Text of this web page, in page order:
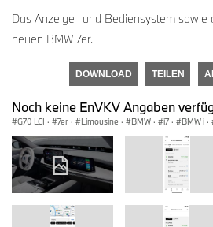
Das Anzeige- und Bediensystem
neuen BMW 7er.
DOWNLOAD TEILEN
Noch keine EnVKV Angaben
G70 LCI · 7er · Limousine · BMW · i7 · BMW i ·